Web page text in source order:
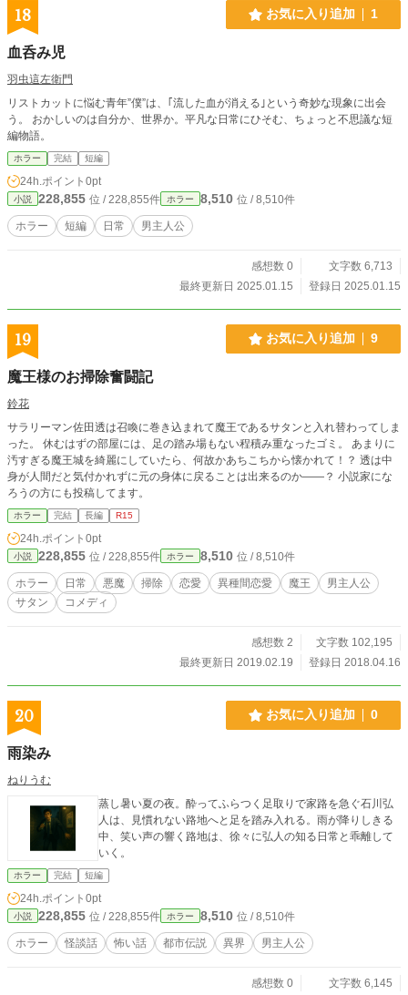
18 お気に入り追加 1
血呑み児
羽虫這左衛門
リストカットに悩む青年”僕”は、｢流した血が消える｣という奇妙な現象に出会
う。 おかしいのは自分か、世界か。平凡な日常にひそむ、ちょっと不思議な短
編物語。
ホラー 完結 短編
24h.ポイント 0pt
小説 228,855 位 / 228,855件 ホラー 8,510 位 / 8,510件
ホラー 短編 日常 男主人公
感想数 0
文字数 6,713
最終更新日 2025.01.15
登録日 2025.01.15
19 お気に入り追加 9
魔王様のお掃除奮闘記
鈴花
サラリーマン佐田透は召喚に巻き込まれて魔王であるサタンと入れ替わってしま
った。 休むはずの部屋には、足の踏み場もない程積み重なったゴミ。 あまりに
汚すぎる魔王城を綺麗にしていたら、何故かあちこちから懐かれて！？ 透は中
身が人間だと気付かれずに元の身体に戻ることは出来るのか――？ 小説家にな
ろうの方にも投稿してます。
ホラー 完結 長編 R15
24h.ポイント 0pt
小説 228,855 位 / 228,855件 ホラー 8,510 位 / 8,510件
ホラー 日常 悪魔 掃除 恋愛 異種間恋愛 魔王
男主人公
サタン
コメディ
感想数 2
文字数 102,195
最終更新日 2019.02.19
登録日 2018.04.16
20 お気に入り追加 0
雨染み
ねりうむ
蒸し暑い夏の夜。酔ってふらつく足取りで家路を急ぐ石川弘
人は、見慣れない路地へと足を踏み入れる。雨が降りしきる
中、笑い声の響く路地は、徐々に弘人の知る日常と乖離して
いく。
ホラー 完結 短編
24h.ポイント 0pt
小説 228,855 位 / 228,855件 ホラー 8,510 位 / 8,510件
ホラー 怪談話 怖い話 都市伝説 異界 男主人公
感想数 0
文字数 6,145